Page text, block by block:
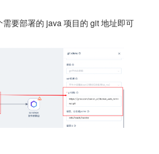
要部署的 java 项目的 git 地址即可